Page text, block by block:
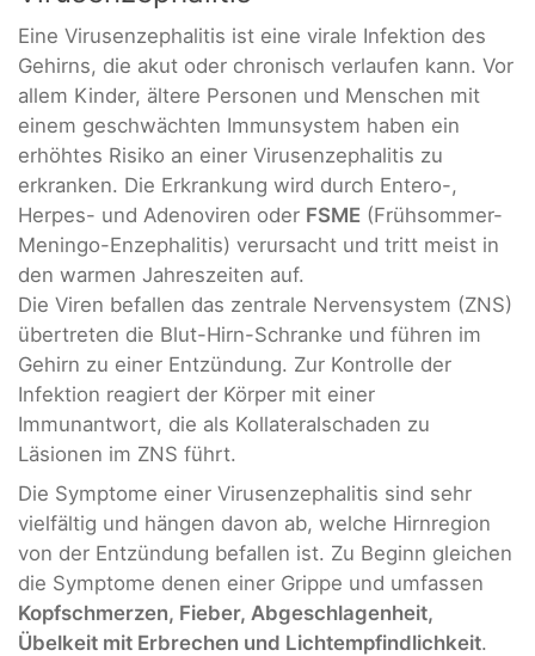
Eine Virusenzephalitis ist eine virale Infektion des
Gehirns, die akut oder chronisch verlaufen kann. Vor
allem Kinder, ältere Personen und Menschen mit
einem geschwächten Immunsystem haben ein
erhöhtes Risiko an einer Virusenzephalitis zu
erkranken. Die Erkrankung wird durch Entero-,
Herpes- und Adenoviren oder FSME (Frühsommer-
Meningo-Enzephalitis) verursacht und tritt meist in
den warmen Jahreszeiten auf.
Die Viren befallen das zentrale Nervensystem (ZNS)
übertreten die Blut-Hirn-Schranke und führen im
Gehirn zu einer Entzündung. Zur Kontrolle der
Infektion reagiert der Körper mit einer
Immunantwort, die als Kollateralschaden zu
Läsionen im ZNS führt.
Die Symptome einer Virusenzephalitis sind sehr
vielfältig und hängen davon ab, welche Hirnregion
von der Entzündung befallen ist. Zu Beginn gleichen
die Symptome denen einer Grippe und umfassen
Kopfschmerzen, Fieber, Abgeschlagenheit,
Übelkeit mit Erbrechen und Lichtempfindlichkeit.